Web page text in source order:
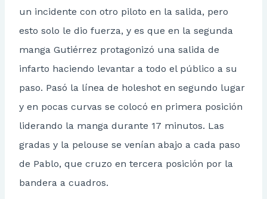
un incidente con otro piloto en la salida, pero
esto solo le dio fuerza, y es que en la segunda
manga Gutiérrez protagonizó una salida de
infarto haciendo levantar a todo el público a su
paso. Pasó la línea de holeshot en segundo lugar
y en pocas curvas se colocó en primera posición
liderando la manga durante 17 minutos. Las
gradas y la pelouse se venían abajo a cada paso
de Pablo, que cruzo en tercera posición por la
bandera a cuadros.